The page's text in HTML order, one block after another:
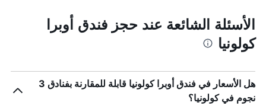
الأسئلة الشائعة عند حجز فندق أوبرا
كولونيا
هل الأسعار في فندق أوبرا كولونيا قابلة للمقارنة بفنادق 3
نجوم في كولونيا؟